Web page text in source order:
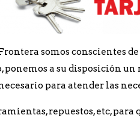
somos conscientes
ponemos a su disposición
para atender las
repuestos, etc,